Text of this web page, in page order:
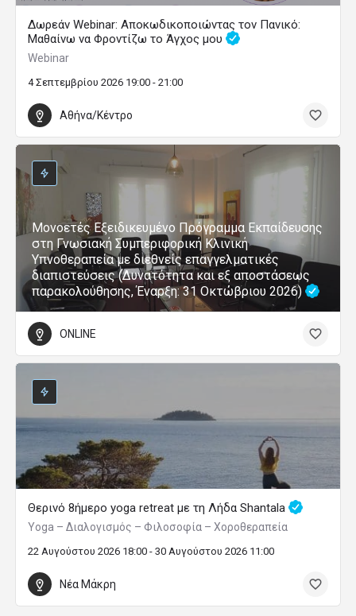
Δωρεάν Webinar: Αποκωδικοποιώντας τον Πανικό:
Μαθαίνω να Φροντίζω το Άγχος μου
Webinar
4 Σεπτεμβρίου 2026 19:00 - 21:00
Αθήνα/Κέντρο
Μονοετές Εξειδικευμένο Πρόγραμμα Εκπαίδευσης
στη Γνωσιακή Συμπεριφορική Κλινική
Υπνοθεραπεία με διεθνείς επαγγελματικές
διαπιστεύσεις (Δυνατότητα και εξ αποστάσεως
παρακολούθησης, Έναρξη: 31 Οκτώβριου 2026)
ONLINE
Θερινό 8ήμερο yoga retreat με τη Λήδα Shantala
Yoga – Διαλογισμός – Φιλοσοφία – Χοροθεραπεία
22 Αυγούστου 2026 18:00 - 30 Αυγούστου 2026 11:00
Νέα Μάκρη